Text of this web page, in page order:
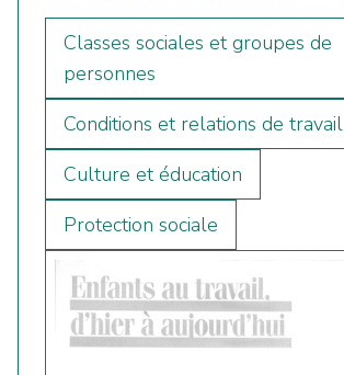
Classes sociales et groupes de
personnes
Conditions et relations de travail
Culture et éducation
Protection sociale